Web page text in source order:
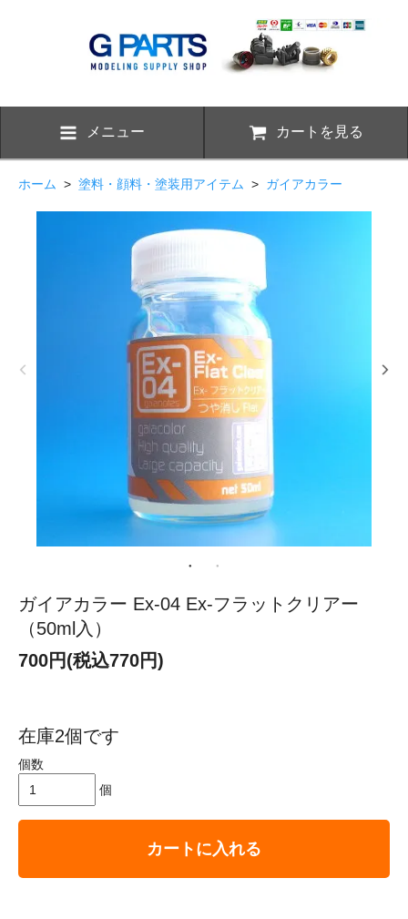
メニュー カートを見る
ホーム > 塗料・顔料・塗装用アイテム > ガイアカラー
ガイアカラー Ex-04 Ex-フラットクリアー
（50ml入）
700円(税込770円)
在庫2個です
個数
個
カートに入れる